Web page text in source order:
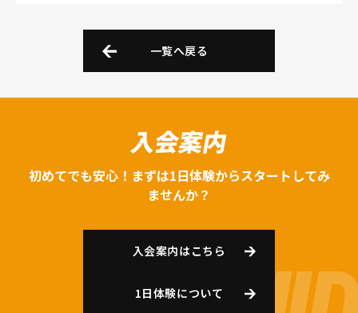
一覧へ戻る
入会案内
初めてでも安心！まずは1日体験からスタートしてみ
ませんか？
入会案内はこちら
1日体験について